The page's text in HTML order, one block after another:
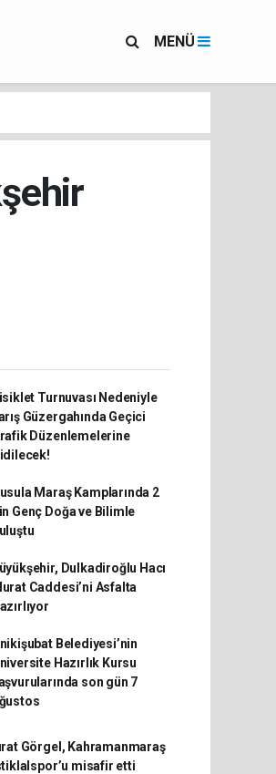
MENÜ
Turnuvası Nedeniyle
Güzergahında Geçici
Düzenlemelerine
Maraş Kamplarında 2
Genç Doğa ve Bilimle
Dulkadiroğlu Hacı
Caddesi’ni Asfalta
Belediyesi’nin
Hazırlık Kursu
son gün 7
Görgel, Kahramanmaraş
misafir etti